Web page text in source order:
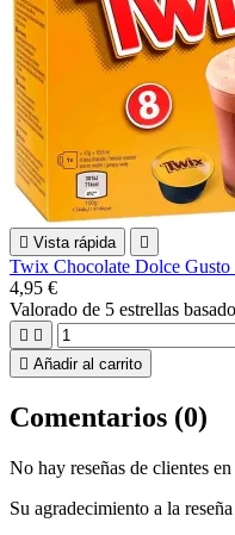
 Vista rápida 
Twix Chocolate Dolce Gusto
4,95 €
Valorado de 5 estrellas
 
 Añadir al carrito
Comentarios (0)
No hay reseñas de clientes
Su agradecimiento a la